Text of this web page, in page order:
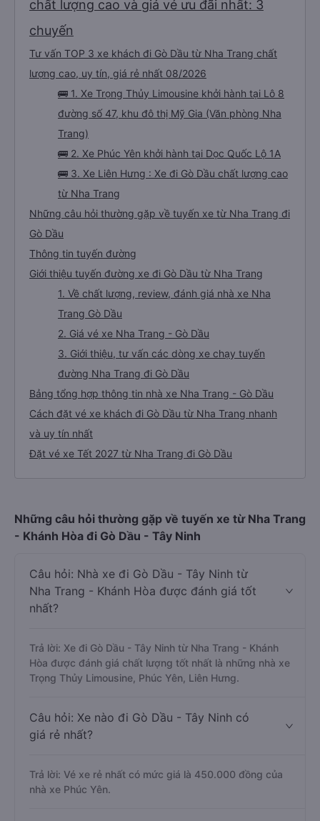
dừng xe thường xuyên theo lịch trình, đặc biệt là vì tôi dự định sẽ đi tuyến
chất lượng cao và giá vé ưu đãi nhất: 3
chuyến
Tư vấn TOP 3 xe khách đi Gò Dầu từ Nha Trang chất
lượng cao, uy tín, giá rẻ nhất 08/2026
🚌 1. Xe Trọng Thủy Limousine khởi hành tại Lô 8
đường số 47, khu đô thị Mỹ Gia (Văn phòng Nha
Trang)
🚌 2. Xe Phúc Yên khởi hành tại Dọc Quốc Lộ 1A
🚌 3. Xe Liên Hưng : Xe đi Gò Dầu chất lượng cao
từ Nha Trang
Những câu hỏi thường gặp về tuyến xe từ Nha Trang đi
Gò Dầu
Thông tin tuyến đường
Giới thiệu tuyến đường xe đi Gò Dầu từ Nha Trang
1. Về chất lượng, review, đánh giá nhà xe Nha
Trang Gò Dầu
2. Giá vé xe Nha Trang - Gò Dầu
3. Giới thiệu, tư vấn các dòng xe chạy tuyến
đường Nha Trang đi Gò Dầu
Bảng tổng hợp thông tin nhà xe Nha Trang - Gò Dầu
Cách đặt vé xe khách đi Gò Dầu từ Nha Trang nhanh
và uy tín nhất
Đặt vé xe Tết 2027 từ Nha Trang đi Gò Dầu
Những câu hỏi thường gặp về tuyến xe từ Nha Trang
- Khánh Hòa đi Gò Dầu - Tây Ninh
Câu hỏi: Nhà xe đi Gò Dầu - Tây Ninh từ
Nha Trang - Khánh Hòa được đánh giá tốt
nhất?
Trả lời: Xe đi Gò Dầu - Tây Ninh từ Nha Trang - Khánh
Hòa được đánh giá chất lượng tốt nhất là những nhà xe
Trọng Thủy Limousine, Phúc Yên, Liên Hưng.
Câu hỏi: Xe nào đi Gò Dầu - Tây Ninh có
giá rẻ nhất?
Trả lời: Vé xe rẻ nhất có mức giá là 450.000 đồng của
nhà xe Phúc Yên.